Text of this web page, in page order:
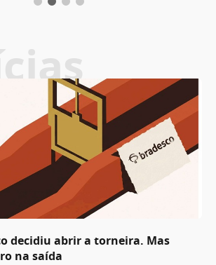
decidiu abrir a torneira. Mas
na saída